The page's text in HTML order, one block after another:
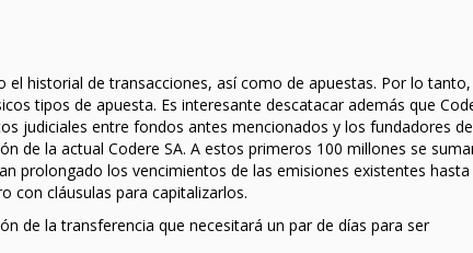
historial de transacciones, así como de apuestas. Por lo tanto,
tipos de apuesta. Es interesante descatacar además que
judiciales entre fondos antes mencionados y los fundadores de
de la actual Codere SA. A estos primeros 100 millones se
prolongado los vencimientos de las emisiones existentes hasta
con cláusulas para capitalizarlos.
de la transferencia que necesitará un par de días para ser